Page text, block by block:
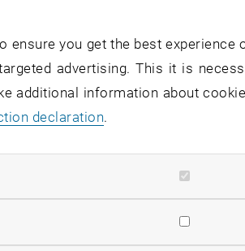
Treffen der International
präsentiert
Physiker Carlo
Grenzflächen zwischen
stabilisiert Seifenblasen und
spielt der Effekt eine
und in
you get the best experience
advertising. This it is
additional information about
declaration.